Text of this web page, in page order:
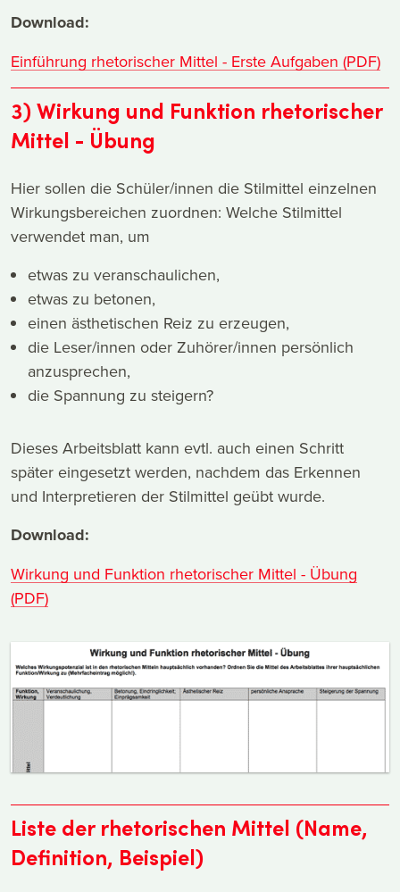
Download:
Einführung rhetorischer Mittel - Erste Aufgaben (PDF)
3) Wirkung und Funktion rhetorischer
Mittel - Übung
Hier sollen die Schüler/innen die Stilmittel einzelnen
Wirkungsbereichen zuordnen: Welche Stilmittel
verwendet man, um
etwas zu veranschaulichen,
etwas zu betonen,
einen ästhetischen Reiz zu erzeugen,
die Leser/innen oder Zuhörer/innen persönlich
anzusprechen,
die Spannung zu steigern?
Dieses Arbeitsblatt kann evtl. auch einen Schritt
später eingesetzt werden, nachdem das Erkennen
und Interpretieren der Stilmittel geübt wurde.
Download:
Wirkung und Funktion rhetorischer Mittel - Übung
(PDF)
Liste der rhetorischen Mittel (Name,
Definition, Beispiel)